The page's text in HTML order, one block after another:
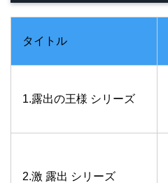
タイトル
1.露出の王様 シリーズ
2.激 露出 シリーズ